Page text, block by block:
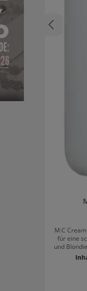
M:C
für eine
und
und tief